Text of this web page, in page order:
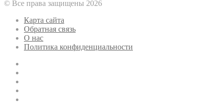
© Все права защищены 2026
Карта сайта
Обратная связь
О нас
Политика конфиденциальности